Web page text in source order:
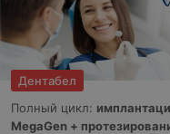
Дентабел
Полный цикл:
MegaGen +